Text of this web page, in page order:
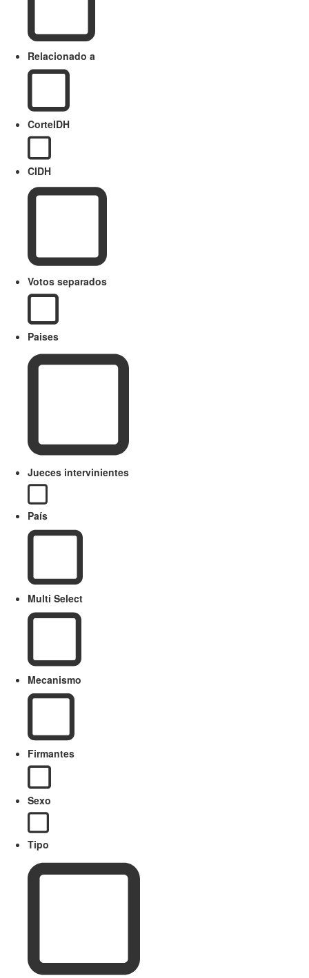
Relacionado a
CorteIDH
CIDH
Votos separados
Paises
Jueces intervinientes
País
Multi Select
Mecanismo
Firmantes
Sexo
Tipo